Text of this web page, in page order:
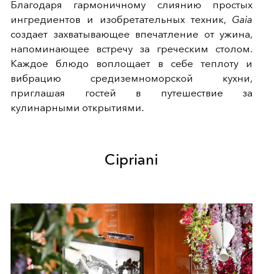
Благодаря гармоничному слиянию простых
ингредиентов и изобретательных техник, Gaia
создает захватывающее впечатление от ужина,
напоминающее встречу за греческим столом.
Каждое блюдо воплощает в себе теплоту и
вибрацию средиземноморской кухни,
приглашая гостей в путешествие за
кулинарными открытиями.
Cipriani